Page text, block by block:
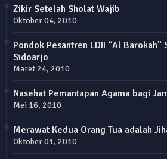
Zikir Setelah Sholat Wajib
Oktober 04, 2010
Pondok Pesantren LDII “Al Barokah”
Sidoarjo
Maret 24, 2010
Nasehat Pemantapan Agama bagi
Mei 16, 2010
Merawat Kedua Orang Tua adalah
Oktober 01, 2010